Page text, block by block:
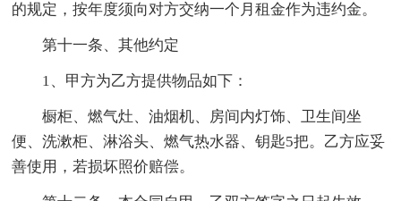
的规定，按年度须向对方交纳一个月租金作为违约金。
第十一条、其他约定
1、甲方为乙方提供物品如下：
橱柜、燃气灶、油烟机、房间内灯饰、卫生间坐
便、洗漱柜、淋浴头、燃气热水器、钥匙5把。乙方应妥
善使用，若损坏照价赔偿。